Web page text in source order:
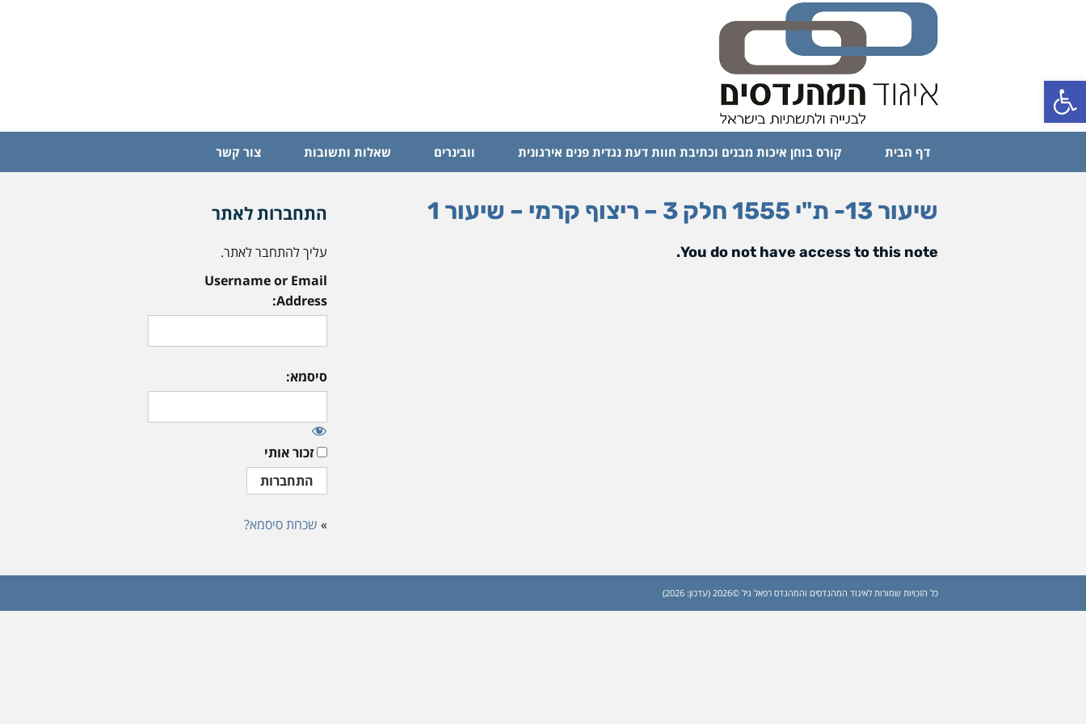
פתח סרגל נגישות
דף הבית קורס בוחן איכות מבנים וכתיבת חוות דעת נגדית פנים אירגונית וובינרים שאלות ותשובות צור קשר
שיעור 13- ת"י 1555 חלק 3 – ריצוף קרמי – שיעור 1
You do not have access to this note.
התחברות לאתר
עליך להתחבר לאתר.
Username or Email
Address:
סיסמא:
זכור אותי
» שכחת סיסמא?
כל הזכויות שמורות לאיגוד המהנדסים והמהנדס רפאל גיל ©2026 (עדכון: 2026)